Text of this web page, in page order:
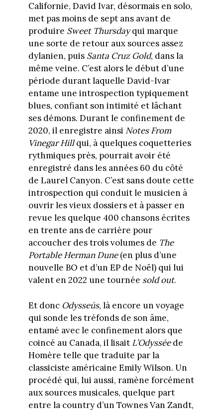
Californie, David Ivar, désormais en solo,
met pas moins de sept ans avant de
produire Sweet Thursdayqui marque
une sorte de retour aux sources assez
dylanien, puis Santa Cruz Gold, dans la
même veine. C’est alors le début d’une
période durant laquelle David-Ivar
entame une introspection typiquement
blues, confiant son intimité et lâchant
ses démons. Durant le confinement de
2020, il enregistre ainsi Notes From
Vinegar Hillqui, à quelques coquetteries
rythmiques près, pourrait avoir été
enregistré dans les années 60 du côté
de Laurel Canyon. C’est sans doute cette
introspection qui conduit le musicien à
ouvrir les vieux dossiers et à passer en
revue les quelque 400 chansons écrites
en trente ans de carrière pour
accoucher des trois volumes de The
Portable Herman Dune(en plus d’une
nouvelle BO et d’un EP de Noël) qui lui
valent en 2022 une tournée sold out.
Et donc Odysseús, là encore un voyage
qui sonde les tréfonds de son âme,
entamé avec le confinement alors que
coincé au Canada, il lisait L’Odysséede
Homère telle que traduite par la
classiciste américaine Emily Wilson. Un
procédé qui, lui aussi, ramène forcément
aux sources musicales, quelque part
entre la country d’un Townes Van Zandt,